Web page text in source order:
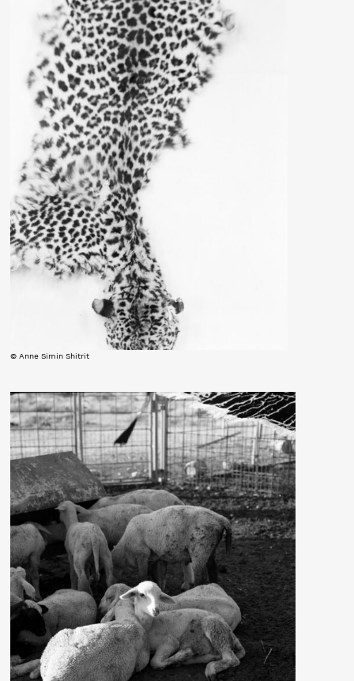
© Anne Simin Shitrit